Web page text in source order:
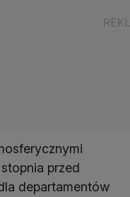
przed
departamentów